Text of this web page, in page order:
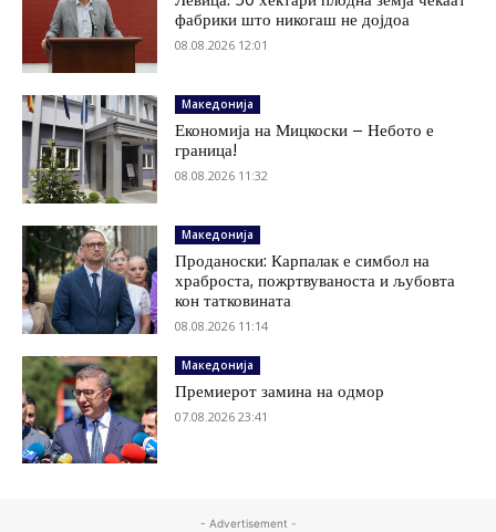
фабрики што никогаш не дојдоа
08.08.2026 12:01
Македонија
Економија на Мицкоски – Небото е
граница!
08.08.2026 11:32
Македонија
Проданоски: Карпалак е симбол на
храброста, пожртвуваноста и љубовта
кон татковината
08.08.2026 11:14
Македонија
Премиерот замина на одмор
07.08.2026 23:41
- Advertisement -